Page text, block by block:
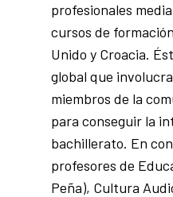
profesionales
cursos de
Unido y Croacia.
global que
miembros de la
para conseguir la
bachillerato. En
profesores de
Peña), Cultura